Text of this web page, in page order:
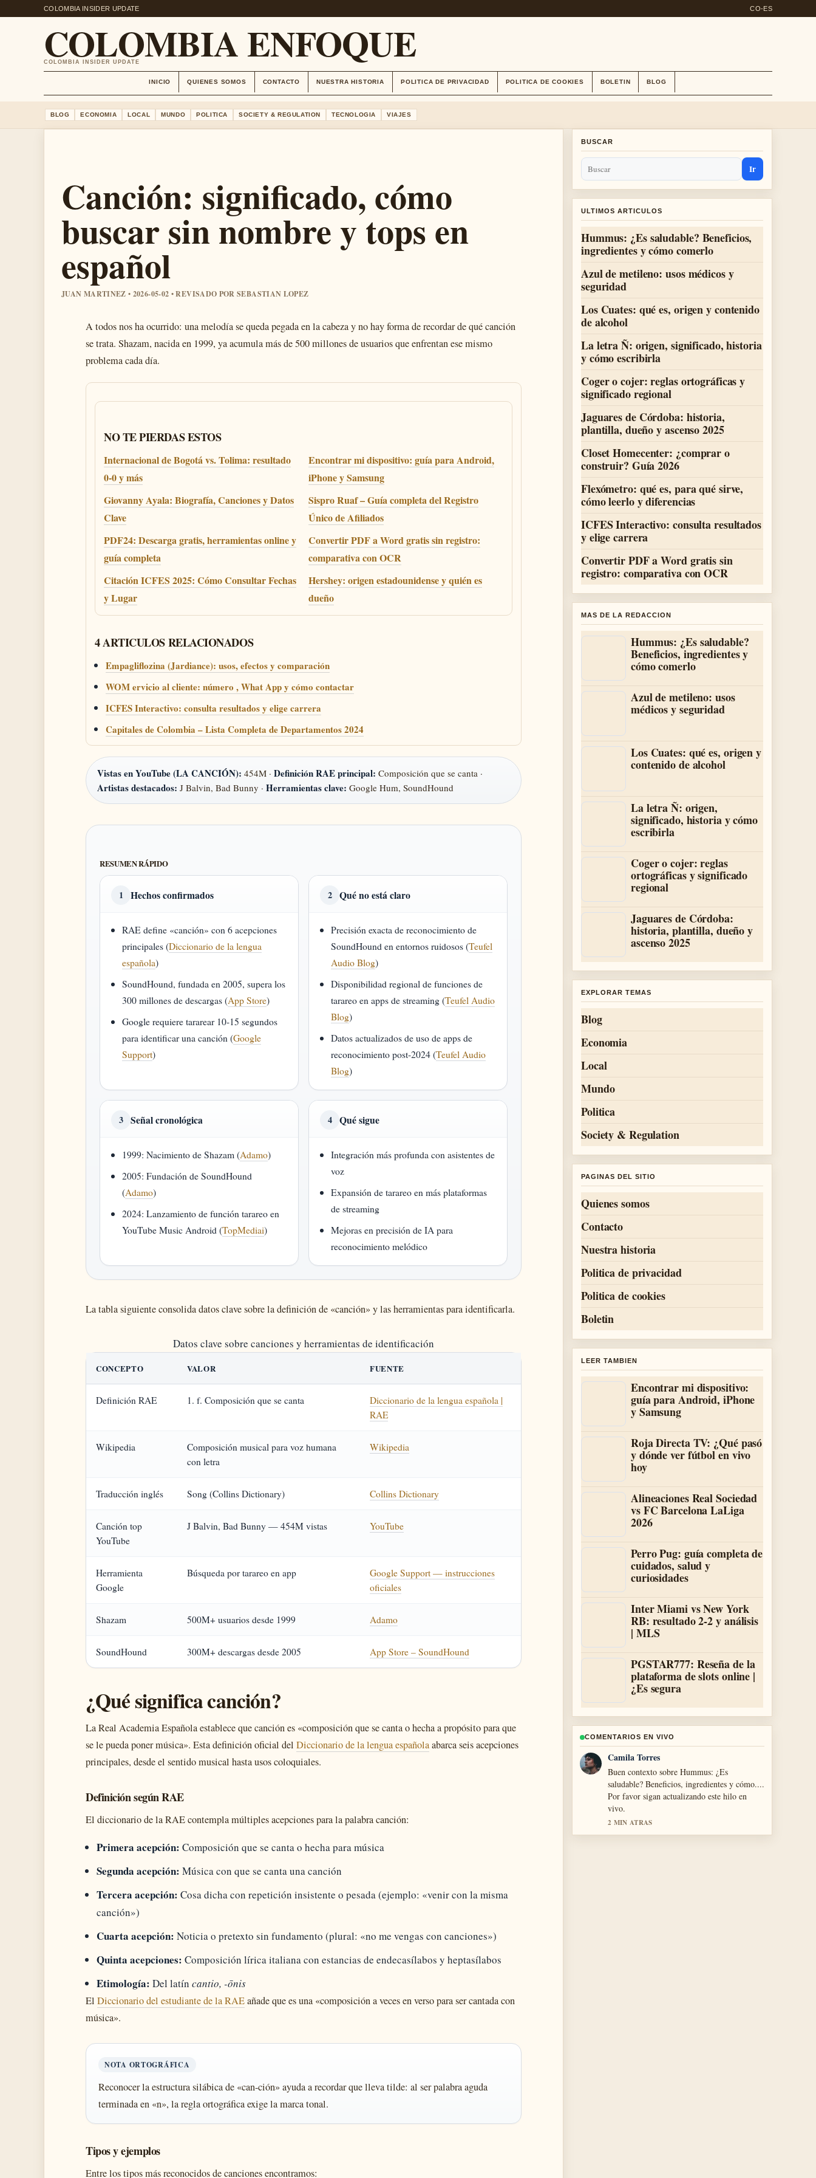
COLOMBIA INSIDER UPDATE CO-ES
COLOMBIA ENFOQUE
COLOMBIA INSIDER UPDATE
INICIO QUIENES SOMOS CONTACTO NUESTRA HISTORIA POLITICA DE PRIVACIDAD POLITICA DE COOKIES BOLETIN BLOG
BLOG ECONOMIA LOCAL MUNDO POLITICA SOCIETY & REGULATION TECNOLOGIA VIAJES
Canción: significado, cómo
buscar sin nombre y tops en
español
JUAN MARTINEZ • 2026-05-02 • REVISADO POR SEBASTIAN LOPEZ
A todos nos ha ocurrido: una melodía se queda pegada en la cabeza y no hay forma de recordar de qué canción
se trata. Shazam, nacida en 1999, ya acumula más de 500 millones de usuarios que enfrentan ese mismo
problema cada día.
NO TE PIERDAS ESTOS
Internacional de Bogotá vs. Tolima: resultado
0-0 y más
Encontrar mi dispositivo: guía para Android,
iPhone y Samsung
Giovanny Ayala: Biografía, Canciones y Datos
Clave
Sispro Ruaf – Guía completa del Registro
Único de Afiliados
PDF24: Descarga gratis, herramientas online y
guía completa
Convertir PDF a Word gratis sin registro:
comparativa con OCR
Citación ICFES 2025: Cómo Consultar Fechas
y Lugar
Hershey: origen estadounidense y quién es
dueño
4 ARTICULOS RELACIONADOS
Empagliflozina (Jardiance): usos, efectos y comparación
WOM ervicio al cliente: número , What App y cómo contactar
ICFES Interactivo: consulta resultados y elige carrera
Capitales de Colombia – Lista Completa de Departamentos 2024
Vistas en YouTube (LA CANCIÓN): 454M · Definición RAE principal: Composición que se canta ·
Artistas destacados: J Balvin, Bad Bunny · Herramientas clave: Google Hum, SoundHound
RESUMEN RÁPIDO
1 Hechos confirmados
RAE define «canción» con 6 acepciones
principales (Diccionario de la lengua
española)
SoundHound, fundada en 2005, supera los
300 millones de descargas (App Store)
Google requiere tararear 10-15 segundos
para identificar una canción (Google
Support)
2 Qué no está claro
Precisión exacta de reconocimiento de
SoundHound en entornos ruidosos (Teufel
Audio Blog)
Disponibilidad regional de funciones de
tarareo en apps de streaming (Teufel Audio
Blog)
Datos actualizados de uso de apps de
reconocimiento post-2024 (Teufel Audio
Blog)
3 Señal cronológica
1999: Nacimiento de Shazam (Adamo)
2005: Fundación de SoundHound
(Adamo)
2024: Lanzamiento de función tarareo en
YouTube Music Android (TopMediai)
4 Qué sigue
Integración más profunda con asistentes de
voz
Expansión de tarareo en más plataformas
de streaming
Mejoras en precisión de IA para
reconocimiento melódico
La tabla siguiente consolida datos clave sobre la definición de «canción» y las herramientas para identificarla.
Datos clave sobre canciones y herramientas de identificación
CONCEPTO VALOR FUENTE
Definición RAE 1. f. Composición que se canta
Diccionario de la lengua española |
RAE
Wikipedia
Composición musical para voz humana
con letra
Wikipedia
Traducción inglés Song (Collins Dictionary) Collins Dictionary
Canción top
YouTube
J Balvin, Bad Bunny — 454M vistas YouTube
Herramienta
Google
Búsqueda por tarareo en app
Google Support — instrucciones
oficiales
Shazam 500M+ usuarios desde 1999 Adamo
SoundHound 300M+ descargas desde 2005 App Store – SoundHound
¿Qué significa canción?
La Real Academia Española establece que canción es «composición que se canta o hecha a propósito para que
se le pueda poner música». Esta definición oficial del Diccionario de la lengua españolaabarca seis acepciones
principales, desde el sentido musical hasta usos coloquiales.
Definición según RAE
El diccionario de la RAE contempla múltiples acepciones para la palabra canción:
Primera acepción: Composición que se canta o hecha para música
Segunda acepción: Música con que se canta una canción
Tercera acepción: Cosa dicha con repetición insistente o pesada (ejemplo: «venir con la misma
canción»)
Cuarta acepción: Noticia o pretexto sin fundamento (plural: «no me vengas con canciones»)
Quinta acepciones: Composición lírica italiana con estancias de endecasílabos y heptasílabos
Etimología: Del latíncantio, -ōnis
El Diccionario del estudiante de la RAEañade que es una «composición a veces en verso para ser cantada con
música».
NOTA ORTOGRÁFICA
Reconocer la estructura silábica de «can-ción» ayuda a recordar que lleva tilde: al ser palabra aguda
terminada en «n», la regla ortográfica exige la marca tonal.
Tipos y ejemplos
Entre los tipos más reconocidos de canciones encontramos:
BUSCAR
Ir
ULTIMOS ARTICULOS
Hummus: ¿Es saludable? Beneficios,
ingredientes y cómo comerlo
Azul de metileno: usos médicos y
seguridad
Los Cuates: qué es, origen y contenido
de alcohol
La letra Ñ: origen, significado, historia
y cómo escribirla
Coger o cojer: reglas ortográficas y
significado regional
Jaguares de Córdoba: historia,
plantilla, dueño y ascenso 2025
Closet Homecenter: ¿comprar o
construir? Guía 2026
Flexómetro: qué es, para qué sirve,
cómo leerlo y diferencias
ICFES Interactivo: consulta resultados
y elige carrera
Convertir PDF a Word gratis sin
registro: comparativa con OCR
MAS DE LA REDACCION
Hummus: ¿Es saludable?
Beneficios, ingredientes y
cómo comerlo
Azul de metileno: usos
médicos y seguridad
Los Cuates: qué es, origen y
contenido de alcohol
La letra Ñ: origen,
significado, historia y cómo
escribirla
Coger o cojer: reglas
ortográficas y significado
regional
Jaguares de Córdoba:
historia, plantilla, dueño y
ascenso 2025
EXPLORAR TEMAS
Blog
Economia
Local
Mundo
Politica
Society & Regulation
PAGINAS DEL SITIO
Quienes somos
Contacto
Nuestra historia
Politica de privacidad
Politica de cookies
Boletin
LEER TAMBIEN
Encontrar mi dispositivo:
guía para Android, iPhone
y Samsung
Roja Directa TV: ¿Qué pasó
y dónde ver fútbol en vivo
hoy
Alineaciones Real Sociedad
vs FC Barcelona LaLiga
2026
Perro Pug: guía completa de
cuidados, salud y
curiosidades
Inter Miami vs New York
RB: resultado 2-2 y análisis
| MLS
PGSTAR777: Reseña de la
plataforma de slots online |
¿Es segura
COMENTARIOS EN VIVO
Diego Herrera
La cobertura de Azul de metileno: usos
médicos y seguridad se siente solida y muy
facil de seguir.
4 MIN ATRAS